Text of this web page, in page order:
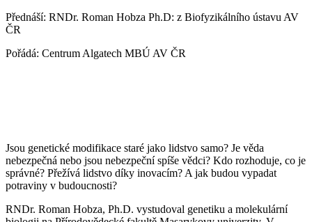
Přednáší: RNDr. Roman Hobza Ph.D: z Biofyzikálního ústavu AV
ČR
Pořádá: Centrum Algatech MBÚ AV ČR
Jsou genetické modifikace staré jako lidstvo samo? Je věda
nebezpečná nebo jsou nebezpeční spíše vědci? Kdo rozhoduje, co je
správné? Přežívá lidstvo díky inovacím? A jak budou vypadat
potraviny v budoucnosti?
RNDr. Roman Hobza, Ph.D. vystudoval genetiku a molekulární